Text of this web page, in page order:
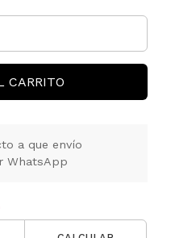
CARRITO
a que envío
WhatsApp